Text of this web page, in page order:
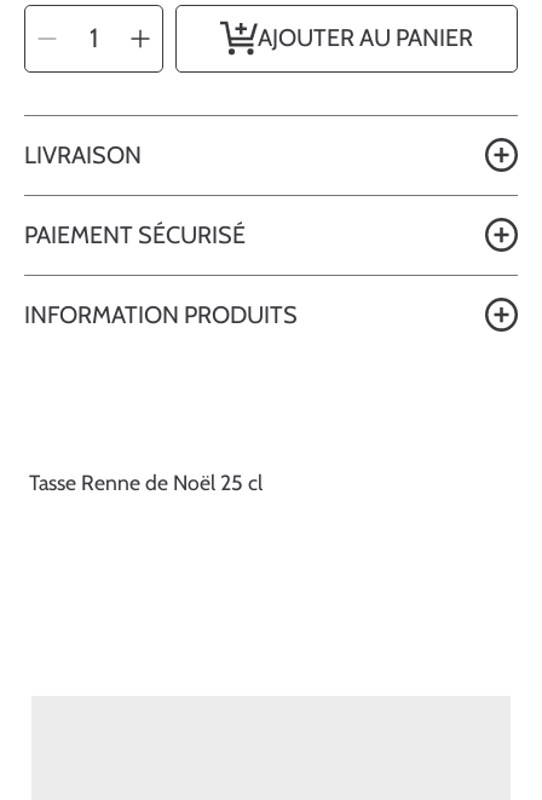
SÉLECTIONNEZ
LADiminuer
quantité
pour
Renne
de
Noël
25
cl
Augmenter
la
quantité
pour
Renne
de
Noël
25
cl
AJOUTER AU PANIER
LIVRAISON
PAIEMENT SÉCURISÉ
INFORMATION PRODUITS
Tasse Renne de Noël 25 cl